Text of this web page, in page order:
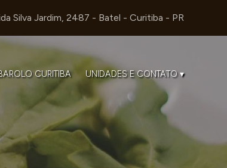
Silva Jardim, 2487 - Batel - Curitiba - PR
CURITIBA UNIDADES E CONTATO ▾